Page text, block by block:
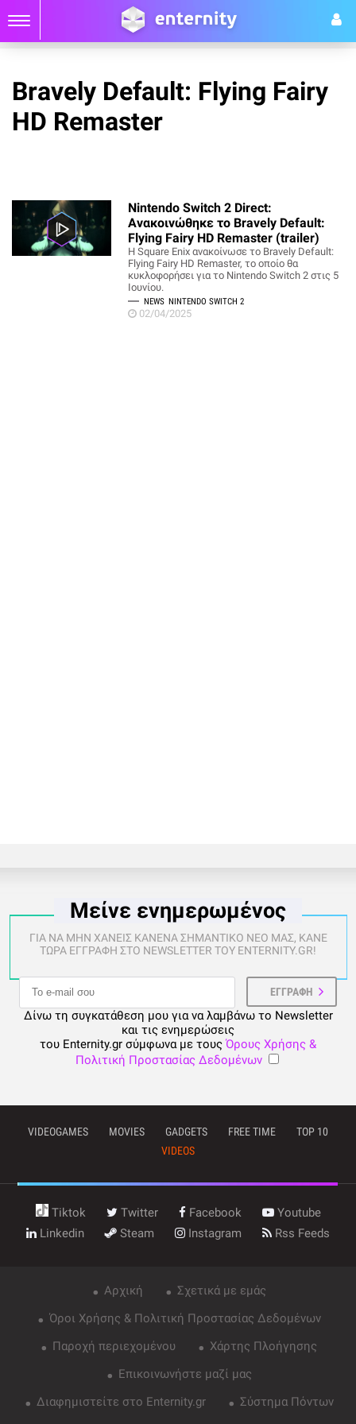
Bravely Default: Flying Fairy
HD Remaster
Nintendo Switch 2 Direct:
Ανακοινώθηκε το Bravely Default:
Flying Fairy HD Remaster (trailer)
Η Square Enix ανακοίνωσε το Bravely Default:
Flying Fairy HD Remaster, το οποίο θα
κυκλοφορήσει για το Nintendo Switch 2 στις 5
Ιουνίου.
NEWS NINTENDO SWITCH 2
02/04/2025
Μείνε ενημερωμένος
ΓΙΑ ΝΑ ΜΗΝ ΧΑΝΕΙΣ ΚΑΝΕΝΑ ΣΗΜΑΝΤΙΚΟ ΝΕΟ ΜΑΣ, ΚΑΝΕ
ΤΩΡΑ ΕΓΓΡΑΦΗ ΣΤΟ NEWSLETTER ΤΟΥ ENTERNITY.GR!
Δίνω τη συγκατάθεση μου για να λαμβάνω το Newsletter
και τις ενημερώσεις
του Enternity.gr σύμφωνα με τους Όρους Χρήσης &
Πολιτική Προστασίας Δεδομένων
VIDEOGAMES MOVIES GADGETS FREE TIME
TOP 10
VIDEOS
Tiktok Twitter Facebook
Youtube
Linkedin
Steam Instagram Rss Feeds
Αρχική
Σχετικά με εμάς
Όροι Χρήσης & Πολιτική Προστασίας Δεδομένων
Παροχή περιεχομένου
Χάρτης Πλοήγησης
Επικοινωνήστε μαζί μας
Διαφημιστείτε στο Enternity.gr
Σύστημα Πόντων